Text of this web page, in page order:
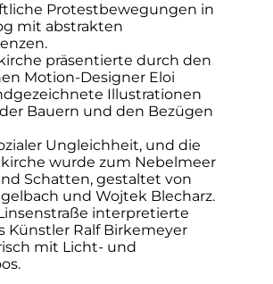
Protestbewegungen in
mit abstrakten
präsentierte durch den
Motion-Designer Eloi
Illustrationen
Bauern und den Bezügen
Ungleichheit, und die
wurde zum Nebelmeer
Schatten, gestaltet von
und Wojtek Blecharz.
interpretierte
Künstler Ralf Birkemeyer
mit Licht- und